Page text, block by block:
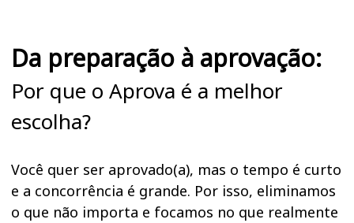
Da preparação à aprovação:
Por que o Aprova é a melhor
escolha?
Você quer ser aprovado(a), mas o tempo é curto
e a concorrência é grande. Por isso, eliminamos
o que não importa e focamos no que realmente